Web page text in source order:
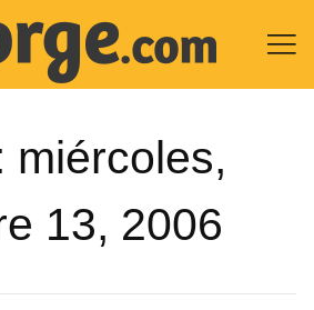

miércoles,
13, 2006